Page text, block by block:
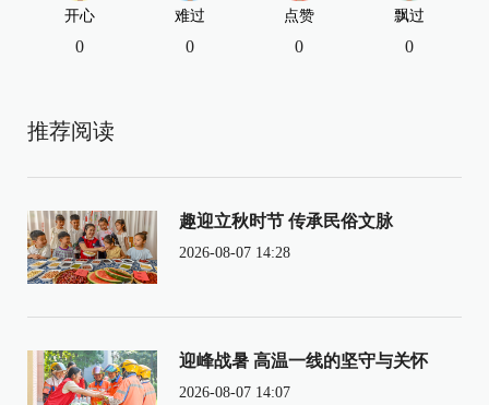
开心
0
难过
0
点赞
0
飘过
0
推荐阅读
趣迎立秋时节 传承民俗文脉
2026-08-07 14:28
迎峰战暑 高温一线的坚守与关怀
2026-08-07 14:07